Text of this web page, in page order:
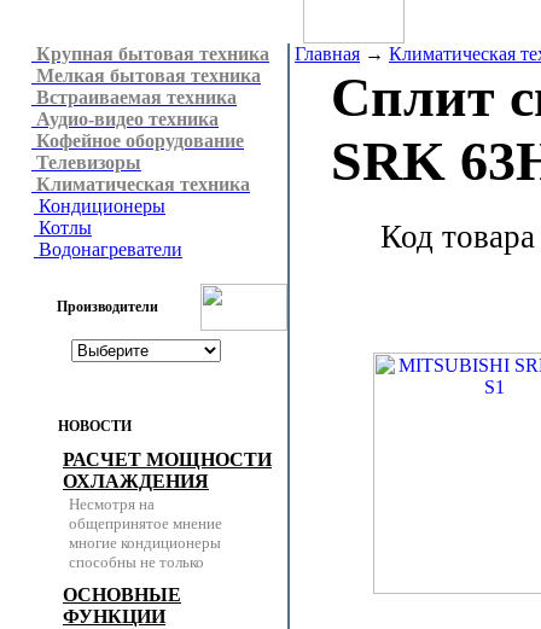
Крупная бытовая техника
Мелкая бытовая техника
Встраиваемая техника
Аудио-видео техника
Кофейное оборудование
Телевизоры
Климатическая техника
Кондиционеры
Котлы
Водонагреватели
Производители
НОВОСТИ
РАСЧЕТ МОЩНОСТИ
ОХЛАЖДЕНИЯ
Несмотря на
общепринятое мнение
многие кондиционеры
способны не только
ОСНОВНЫЕ
ФУНКЦИИ
Главная → Климатическая
Сплит
SRK
Код